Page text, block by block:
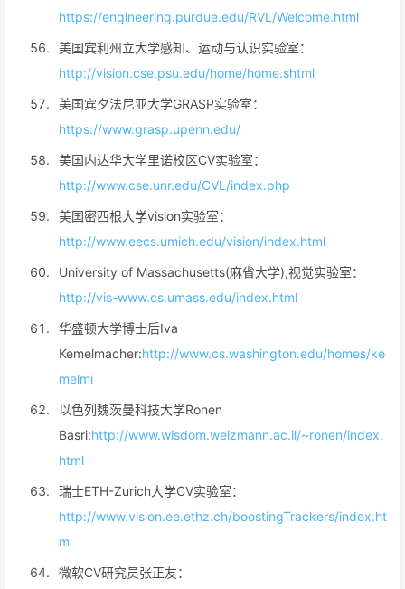
https://engineering.purdue.edu/RVL/Welcome.html
美国宾利州立大学感知、运动与认识实验室：
http://vision.cse.psu.edu/home/home.shtml
美国宾夕法尼亚大学GRASP实验室：
https://www.grasp.upenn.edu/
美国内达华大学里诺校区CV实验室：
http://www.cse.unr.edu/CVL/index.php
美国密西根大学vision实验室：
http://www.eecs.umich.edu/vision/index.html
University of Massachusetts(麻省大学),视觉实验室：
http://vis-www.cs.umass.edu/index.html
华盛顿大学博士后Iva
Kemelmacher:http://www.cs.washington.edu/homes/ke
melmi
以色列魏茨曼科技大学Ronen
Basri:http://www.wisdom.weizmann.ac.il/~ronen/index.
html
瑞士ETH-Zurich大学CV实验室：
http://www.vision.ee.ethz.ch/boostingTrackers/index.ht
m
微软CV研究员张正友：